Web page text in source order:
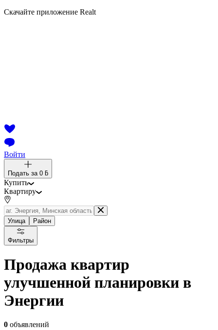
Скачайте приложение Realt
Войти
Подать за 0 ƃ
Купить
Квартиру
Улица Район
Фильтры
Продажа квартир
улучшенной планировки в
Энергии
0 объявлений